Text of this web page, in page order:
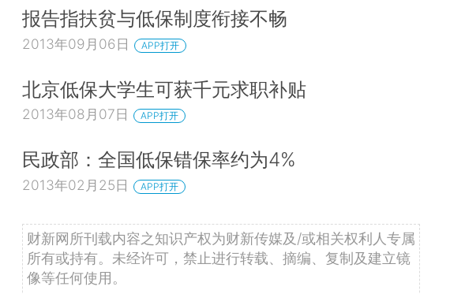
报告指扶贫与低保制度衔接不畅
2013年09月06日 APP打开
北京低保大学生可获千元求职补贴
2013年08月07日 APP打开
民政部：全国低保错保率约为4%
2013年02月25日 APP打开
财新网所刊载内容之知识产权为财新传媒及/或相关权利人专属
所有或持有。未经许可，禁止进行转载、摘编、复制及建立镜
像等任何使用。